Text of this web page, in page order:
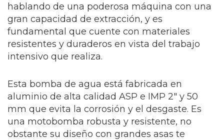
hablando de una poderosa máquina con una
gran capacidad de extracción, y es
fundamental que cuente con materiales
resistentes y duraderos en vista del trabajo
intensivo que realiza.
Esta bomba de agua está fabricada en
aluminio de alta calidad ASP e IMP 2″ y 50
mm que evita la corrosión y el desgaste. Es
una motobomba robusta y resistente, no
obstante su diseño con grandes asas te